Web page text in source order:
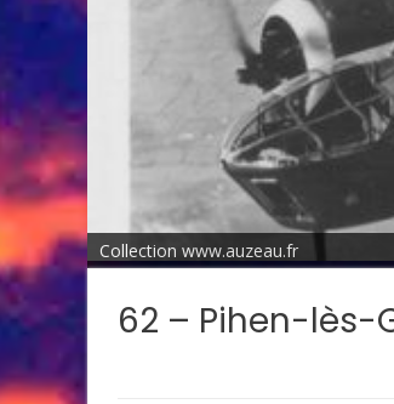
Collection www.auzeau.fr
62 – Pihen-lès-